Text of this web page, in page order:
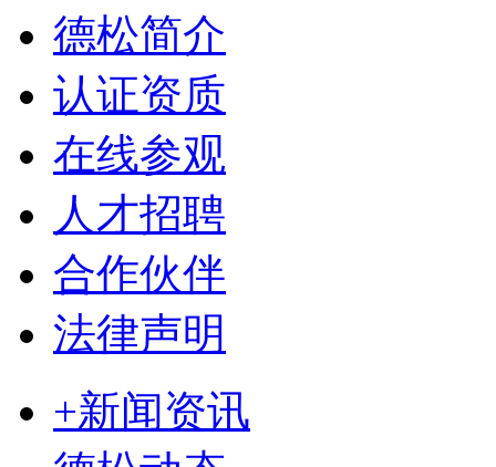
德松简介
认证资质
在线参观
人才招聘
合作伙伴
法律声明
+新闻资讯